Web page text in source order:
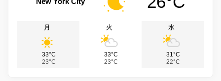
月
33°C
23°C
火
33°C
23°C
水
31°C
22°C